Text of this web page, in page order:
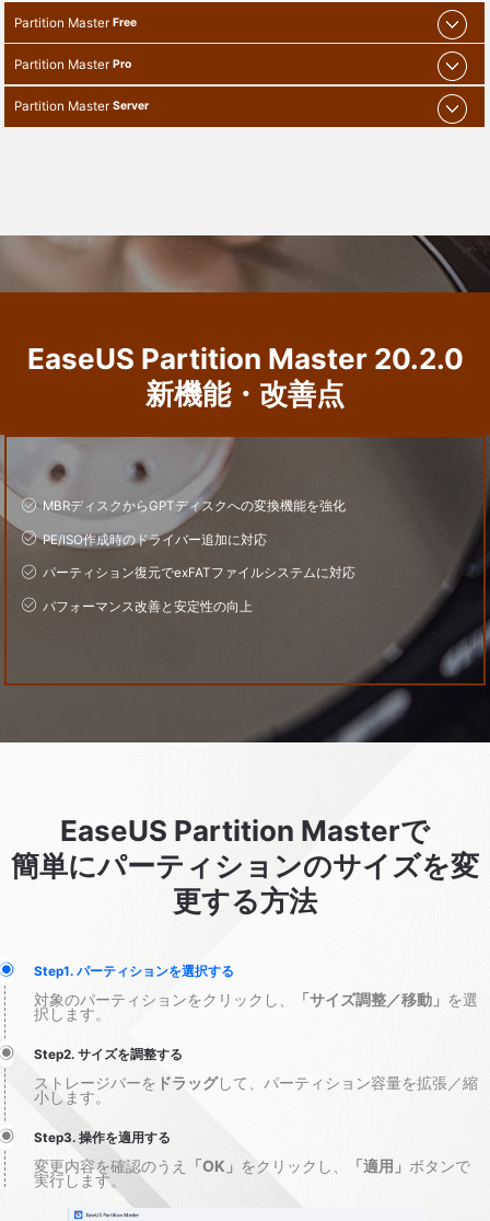
Partition MasterFree
Partition MasterPro
Partition MasterServer
EaseUS Partition Master20.2.0
新機能・改善点
MBRディスクからGPTディスクへの変換機能を強化
PE/ISO作成時のドライバー追加に対応
パーティション復元でexFATファイルシステムに対応
パフォーマンス改善と安定性の向上
EaseUS Partition Masterで
簡単にパーティションのサイズを変
更する方法
Step1. パーティションを選択する
対象のパーティションをクリックし、 「サイズ調整／移動」 を選
択します。
Step2. サイズを調整する
ストレージバーを ドラッグして、パーティション容量を拡張／縮
小します。
Step3. 操作を適用する
変更内容を確認のうえ 「OK」 をクリックし、 「適用」 ボタンで
実行します。